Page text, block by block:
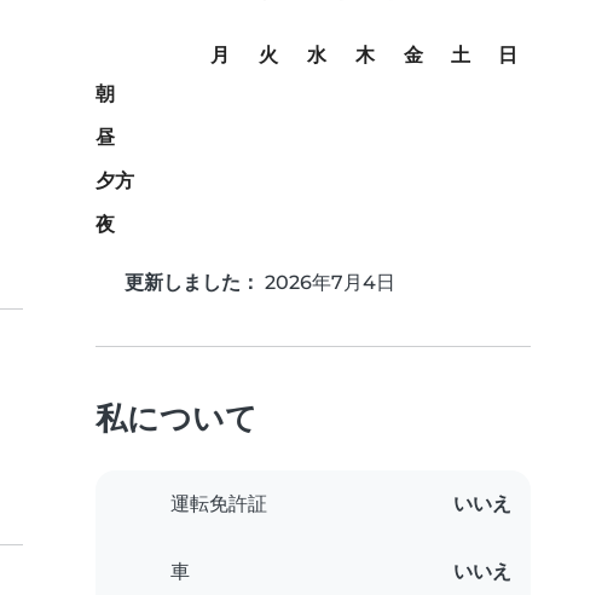
月 火 水 木 金 土
日
朝
昼
夕方
夜
更新しました： 2026年7月4日
私について
運転免許証 いいえ
車 いいえ